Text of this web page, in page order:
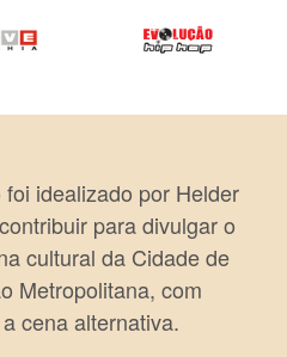
idealizado por Helder
para divulgar o
cultural da Cidade de
Metropolitana, com
cena alternativa.